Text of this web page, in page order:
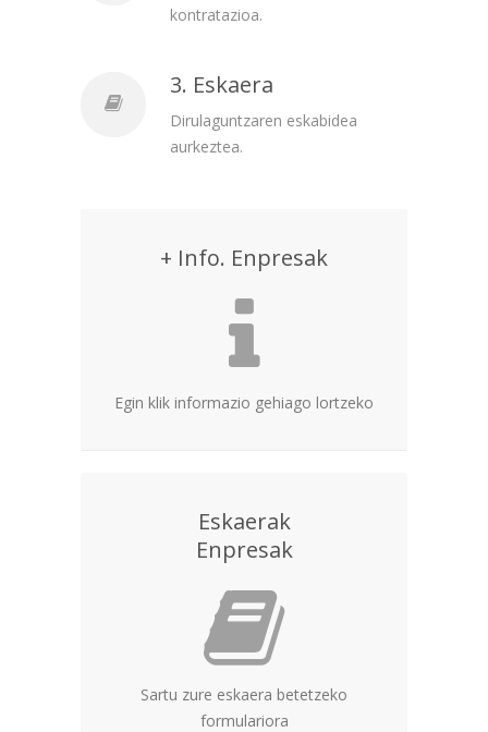
kontratazioa.
3. Eskaera
Dirulaguntzaren eskabidea
aurkeztea.
+ Info. Enpresak
Egin klik informazio gehiago lortzeko
Eskaerak
Enpresak
Sartu zure eskaera betetzeko
formulariora